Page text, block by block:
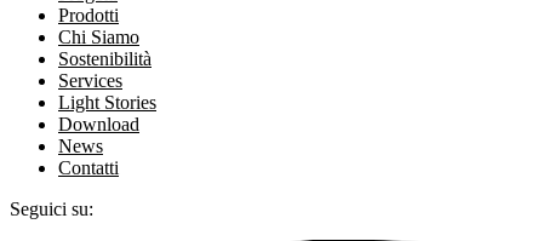
Prodotti
Chi Siamo
Sostenibilità
Services
Light Stories
Download
News
Contatti
Seguici su: